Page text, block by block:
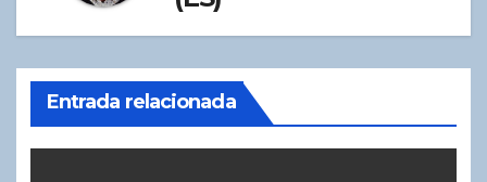
Entrada relacionada